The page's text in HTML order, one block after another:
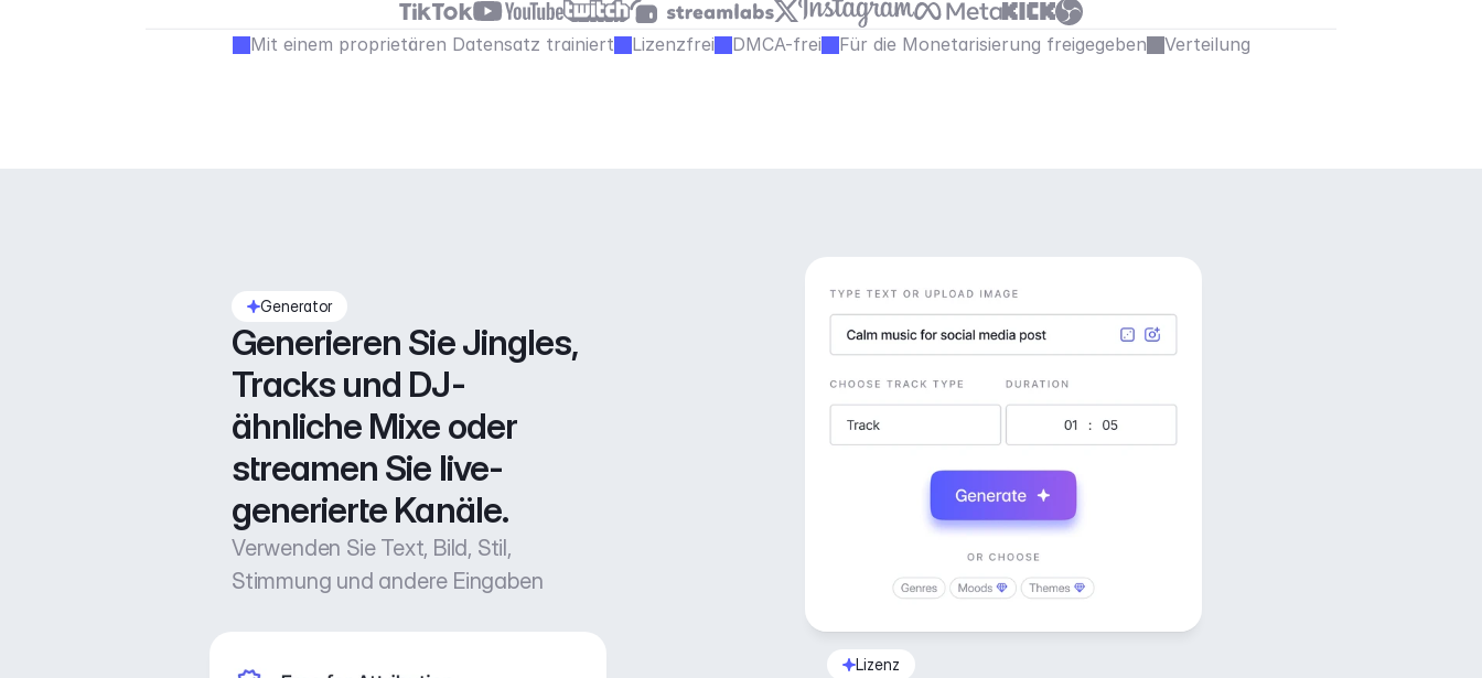
Mit einem proprietären Datensatz trainiert Lizenzfrei DMCA-frei Für die Monetarisierung freigegeben Verteilung
Generator
Generieren Sie Jingles,
Tracks und DJ-
ähnliche Mixe oder
streamen Sie live-
generierte Kanäle.
Verwenden Sie Text, Bild, Stil,
Stimmung und andere Eingaben
Lizenz